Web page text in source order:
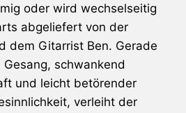
oder wird wechselseitig
abgeliefert von der
dem Gitarrist Ben. Gerade
schwankend
und leicht betörender
verleiht der